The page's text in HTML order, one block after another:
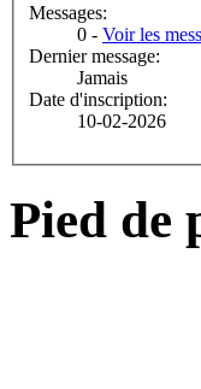
Messages:
0 - Voir les
Dernier message:
Jamais
Date d'inscription:
10-02-2026
Pied de